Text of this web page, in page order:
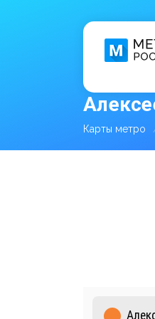
Карты метро